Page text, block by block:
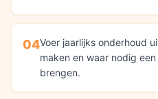
04Voer jaarlijks onderhoud
maken en waar nodig
brengen.